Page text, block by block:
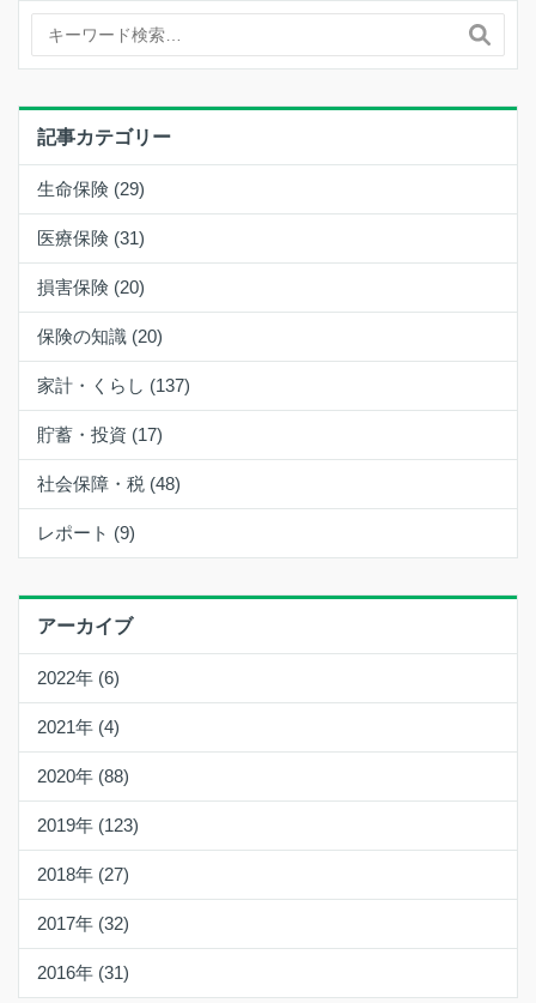
記事カテゴリー
生命保険 (29)
医療保険 (31)
損害保険 (20)
保険の知識 (20)
家計・くらし (137)
貯蓄・投資 (17)
社会保障・税 (48)
レポート (9)
アーカイブ
2022年 (6)
2021年 (4)
2020年 (88)
2019年 (123)
2018年 (27)
2017年 (32)
2016年 (31)